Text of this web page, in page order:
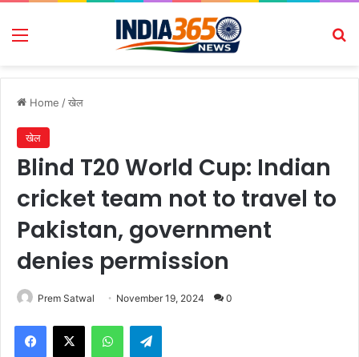
Menu
Home /खेल
खेल
Blind T20 World Cup: Indian
cricket team not to travel to
Pakistan, government
denies permission
Prem Satwal November 19, 2024 0
Facebook
X WhatsAppTelegram